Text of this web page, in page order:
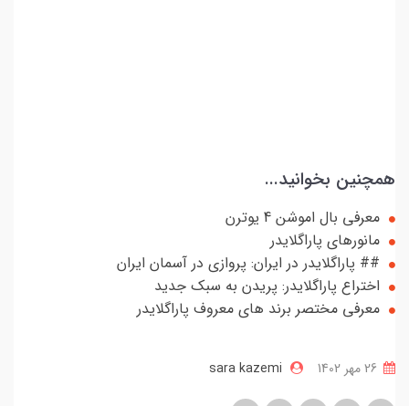
همچنین بخوانید...
معرفی بال اموشن 4 یوترن
مانورهای پاراگلایدر
## پاراگلایدر در ایران: پروازی در آسمان‌ ایران
اختراع پاراگلایدر: پریدن به سبک جدید
معرفی مختصر برند های معروف پاراگلایدر
sara kazemi